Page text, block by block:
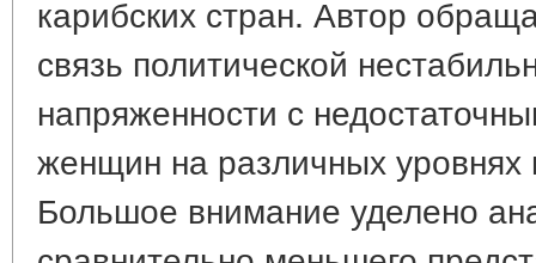
карибских стран. Автор
связь политической
напряженности с
женщин на различных уровнях
Большое внимание уделено